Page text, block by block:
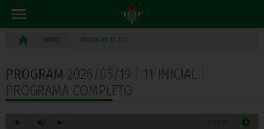
HOME PROGRAM RADIO
PROGRAM 2026/05/19 | 11 INICIAL |
PROGRAMA COMPLETO